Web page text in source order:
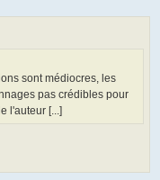
sont médiocres, les
pas crédibles pour
l'auteur [...]